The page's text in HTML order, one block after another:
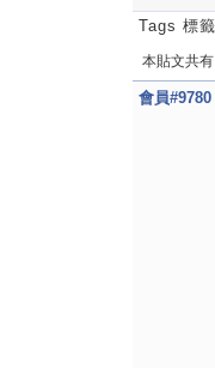
Tags 標
本貼文共有
會員#9780